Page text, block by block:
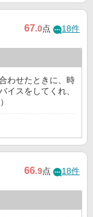
67.0点 18件
わせたときに、時
イスをしてくれ、
66.9点 18件